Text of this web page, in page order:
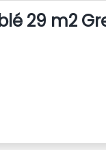
29 m2